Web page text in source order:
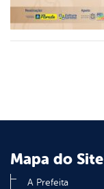
Mapa do Site
A Prefeita